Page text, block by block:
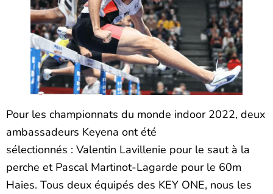
Pour les championnats du monde indoor 2022, deux
ambassadeurs Keyena ont été
sélectionnés : Valentin Lavillenie pour le saut à la
perche et Pascal Martinot-Lagarde pour le 60m
Haies. Tous deux équipés des KEY ONE, nous les